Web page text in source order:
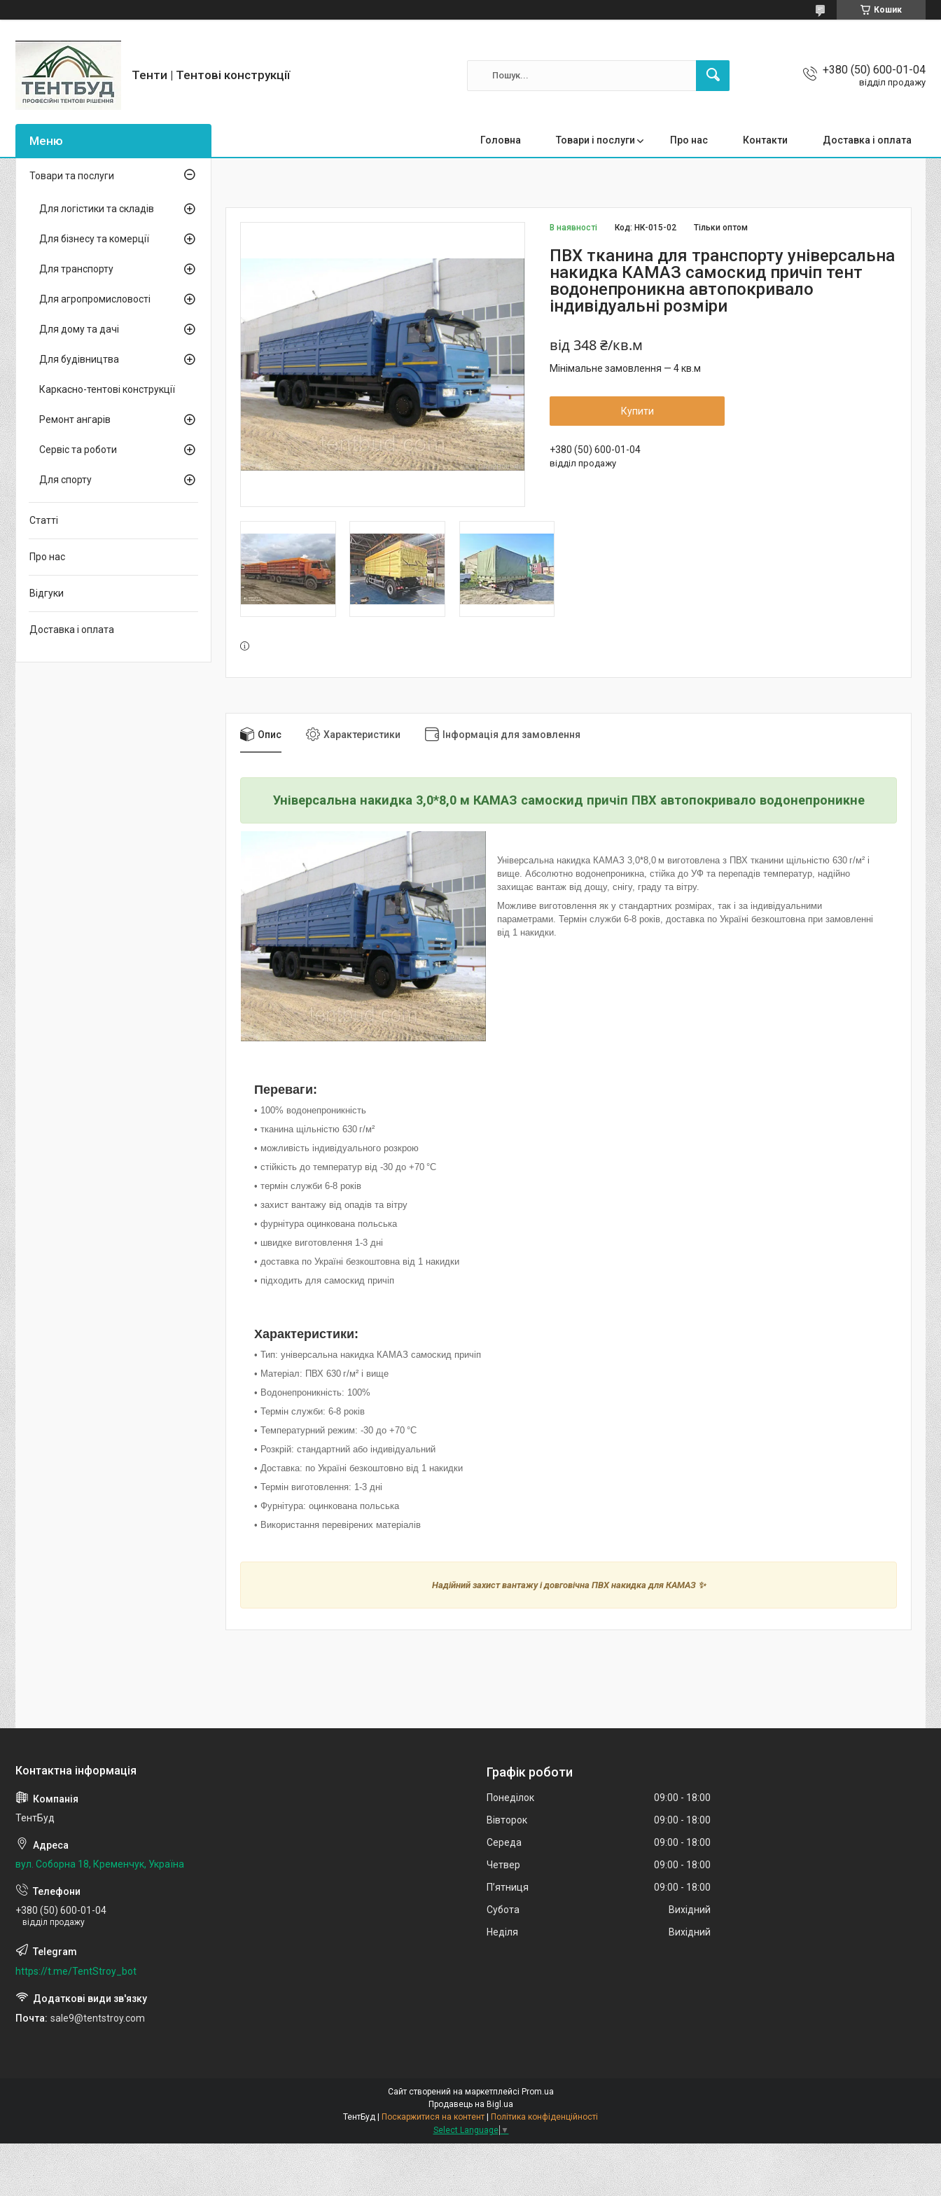
Кошик
Тенти | Тентові конструкції +380 (50) 600-01-04
відділ продажу
Головна Товари і послуги Про нас Контакти Доставка і оплата
В наявності Тільки оптом
Код: НК-015-02
ПВХ тканина для транспорту універсальна
накидка КАМАЗ самоскид причіп тент
водонепроникна автопокривало
індивідуальні розміри
від 348 ₴/кв.м
Мінімальне замовлення — 4 кв.м
Купити
+380 (50) 600-01-04
відділ продажу
Опис Характеристики Інформація для замовлення
Універсальна накидка 3,0*8,0 м КАМАЗ самоскид причіп ПВХ автопокривало водонепроникне
Універсальна накидка КАМАЗ 3,0*8,0 м виготовлена з ПВХ тканини щільністю 630 г/м² і
вище. Абсолютно водонепроникна, стійка до УФ та перепадів температур, надійно
захищає вантаж від дощу, снігу, граду та вітру.
Можливе виготовлення як у стандартних розмірах, так і за індивідуальними
параметрами. Термін служби 6-8 років, доставка по Україні безкоштовна при замовленні
від 1 накидки.
Переваги:
• 100% водонепроникність
• тканина щільністю 630 г/м²
• можливість індивідуального розкрою
• стійкість до температур від -30 до +70 °С
• термін служби 6-8 років
• захист вантажу від опадів та вітру
• фурнітура оцинкована польська
• швидке виготовлення 1-3 дні
• доставка по Україні безкоштовна від 1 накидки
• підходить для самоскид причіп
Характеристики:
• Тип: універсальна накидка КАМАЗ самоскид причіп
• Матеріал: ПВХ 630 г/м² і вище
• Водонепроникність: 100%
• Термін служби: 6-8 років
• Температурний режим: -30 до +70 °С
• Розкрій: стандартний або індивідуальний
• Доставка: по Україні безкоштовно від 1 накидки
• Термін виготовлення: 1-3 дні
• Фурнітура: оцинкована польська
• Використання перевірених матеріалів
Надійний захист вантажу і довговічна ПВХ накидка для КАМАЗ ✨
Товари та послуги
Для логістики та складів
Для бізнесу та комерції
Для транспорту
Для агропромисловості
Для дому та дачі
Для будівництва
Каркасно-тентові конструкції
Ремонт ангарів
Сервіс та роботи
Для спорту
Статті
Про нас
Відгуки
Доставка і оплата
ТентБуд
вул. Соборна 18, Кременчук, Україна
+380 (50) 600-01-04
відділ продажу
https://t.me/TentStroy_bot
Почта sale9@tentstroy.com
Графік роботи
Понеділок 09:00
18:00
Вівторок
09:00
18:00
Середа
09:00
18:00
Четвер
09:00
18:00
Пʼятниця
09:00
18:00
Субота
Вихідний
Неділя
Вихідний
Сайт створений на маркетплейсі Prom.ua
Продавець на Bigl.ua
Поскаржитися на контент
Політика конфіденційності
Select Language ▼